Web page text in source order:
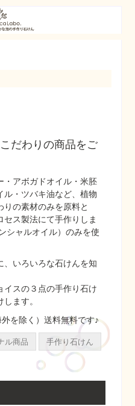
だわりの商品をご
・アボガドオイル・米胚
ル・ツバキ油など、植物
の素材のみを原料と
セス製法にて手作りしま
シャルオイル）のみを使
、いろいろな石けんを知
イスの３点の手作り石け
ます。
を除く）送料無料です♪
ル商品
手作り石けん